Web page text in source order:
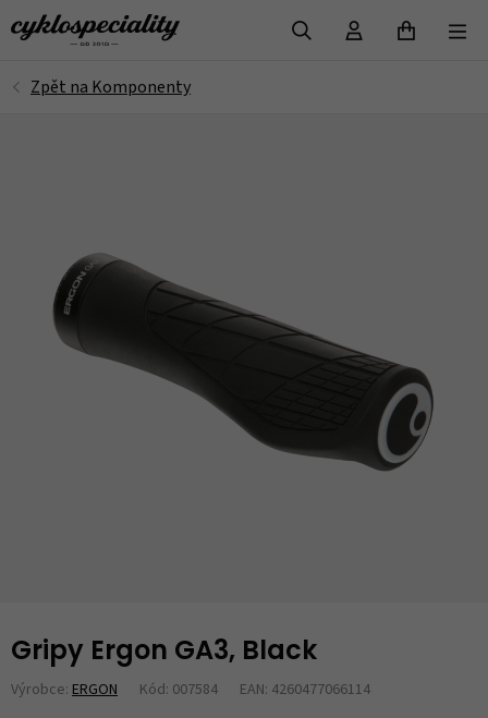
Gripy Ergon GA3, Black
Výrobce: ERGON Kód: 007584 EAN: 4260477066114